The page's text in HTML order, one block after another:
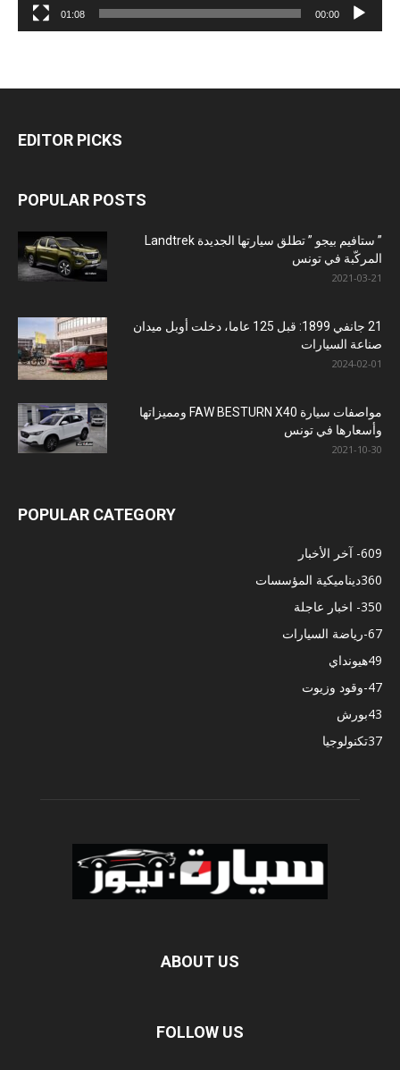
00:00
01:08
EDITOR PICKS
POPULAR POSTS
” ستافيم بيجو ” تطلق سيارتها الجديدة Landtrek
المركّبة في تونس
2021-03-21
21 جانفي 1899: قبل 125 عاما، دخلت أوبل ميدان
صناعة السيارات
2024-02-01
مواصفات سيارة FAW BESTURN X40 ومميزاتها
وأسعارها في تونس
2021-10-30
POPULAR CATEGORY
- آخر الأخبار609
ديناميكية المؤسسات360
- اخبار عاجلة350
-رياضة السيارات67
هيونداي49
-وقود وزيوت47
بورش43
تكنولوجيا37
ABOUT US
FOLLOW US